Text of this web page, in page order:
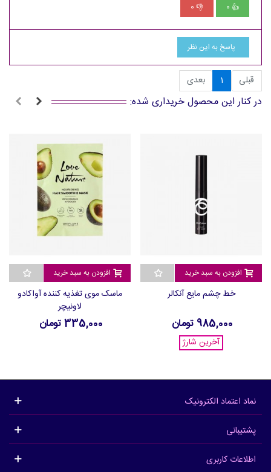
👍
0
👎
0
پاسخ به این نظر
قبلی 1 بعدی
در کنار این محصول خریداری شده:
افزودن به سبد خرید
خط چشم مایع آنکالر
985,000 تومان
آخرین شارژ
افزودن به سبد خرید
ماسک موی تغذیه کننده آواکادو
لاونیچر
335,000 تومان
نماد اعتماد الکترونیک
پشتیبانی
اطلاعات کاربری